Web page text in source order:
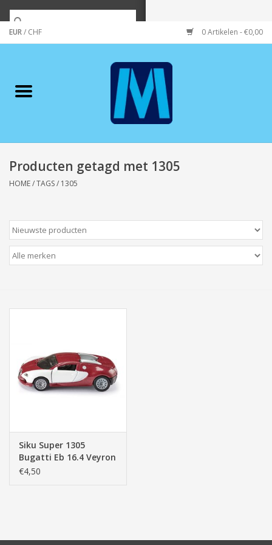
EUR/ CHF 0 Artikelen - €0,00
Merken
Wonen/koken/huishouden
Wenskaarten
Zeeuws/Streek
Elektra
Speelgoed & hobby
Cadeau & feest
Producten getagd met 1305
HOME/TAGS/ 1305
Siku Super 1305
Bugatti Eb 16.4 Veyron
€4,50